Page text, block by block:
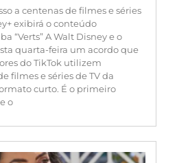
a centenas de filmes e séries
exibirá o conteúdo
“Verts” A Walt Disney e o
quarta-feira um acordo que
do TikTok utilizem
filmes e séries de TV da
curto. É o primeiro
o